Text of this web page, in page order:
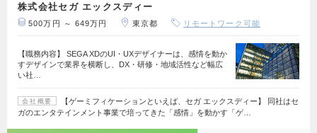
株式会社セガ エックスディー
500万円 ～ 649万円 東京都 リモートワーク可能
【職務内容】 SEGA XDのUI・UXデザイナーは、感情を動か
すデザインで業界を横断し、DX・研修・地域活性など幅広
い社…
会社概要
【ゲーミフィケーションといえば、セガ エックスディー】 同社はセ
ガのエンタテインメント事業で培ってきた「感情」を動かす「ゲ…